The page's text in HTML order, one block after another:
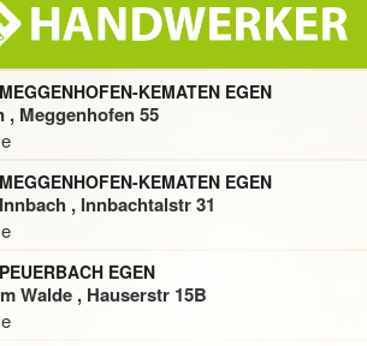
KEMATEN EGEN
, Meggenhofen 55
KEMATEN EGEN
, Innbachtalstr 31
EGEN
Walde , Hauserstr 15B